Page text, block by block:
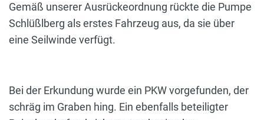
Gemäß unserer Ausrückeordnung rückte die Pumpe
Schlüßlberg als erstes Fahrzeug aus, da sie über
eine Seilwinde verfügt.
Bei der Erkundung wurde ein PKW vorgefunden, der
schräg im Graben hing. Ein ebenfalls beteiligter